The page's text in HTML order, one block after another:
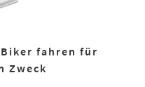
Biker fahren für
Zweck